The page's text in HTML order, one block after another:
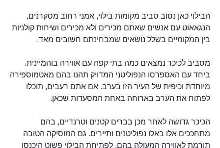
הבילוי כאן נסוב סביב מקומות בילוי, אמני רחוב מסקרנים,
הנגאאוט עם אנשים שאתם מכירים ולא מכירים ושיחות קולניות
בין המקומיים בשלל נושאים שמבחינתם חשובים מאד.
מסביב לכיכר נמצאים כמה בתי קפה עם אווירה בוהמיינית.
ביחד עם האספרסו הנפוליטני המדויק תהנו בהם מאטמוספירה
מיוחדת וכיפית של העיר הזו בערב. אם אתם רעבים, תוכלו
לפתוח את הערב בארוחה באחת המסעדות שכאן.
הכיכר גדושה לאחר מכן בברים קטנים וטרנדיים, בהם
מתחככים אלו באלו נפוליטנים ותיירים. גם המוסיקה הטובה
תורמת לאווירה המעולה בהם. לפתיחת הבילוי פשוט היכנסו